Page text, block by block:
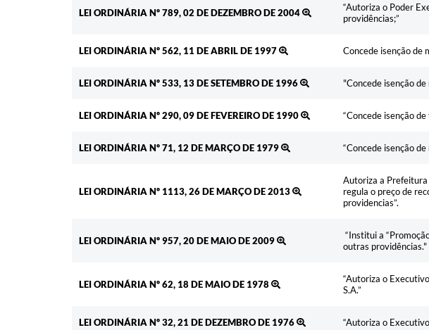
LEI ORDINÁRIA Nº 789, 02 DE DEZEMBRO DE 2004
“Autoriza o Poder
providências;”
LEI ORDINÁRIA Nº 562, 11 DE ABRIL DE 1997 Concede isenção de
LEI ORDINÁRIA Nº 533, 13 DE SETEMBRO DE 1996 "Concede isenção
LEI ORDINÁRIA Nº 290, 09 DE FEVEREIRO DE 1990 “Concede isenção
LEI ORDINÁRIA Nº 71, 12 DE MARÇO DE 1979 “Concede isenção
LEI ORDINÁRIA Nº 1113, 26 DE MARÇO DE 2013
Autoriza a
regula o preço de
providencias”.
LEI ORDINÁRIA Nº 957, 20 DE MAIO DE 2009
“Institui a
outras providências."
LEI ORDINÁRIA Nº 62, 18 DE MAIO DE 1978
“Autoriza o
S.A.”
LEI ORDINÁRIA Nº 32, 21 DE DEZEMBRO DE 1976 “Autoriza o